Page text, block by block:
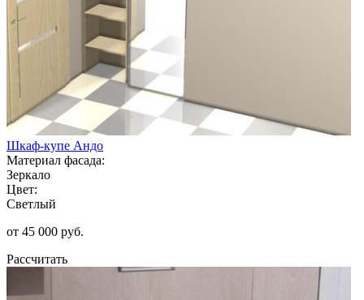
Шкаф-купе Андо
Материал фасада:
Зеркало
Цвет:
Светлый
от 45 000 руб.
Рассчитать